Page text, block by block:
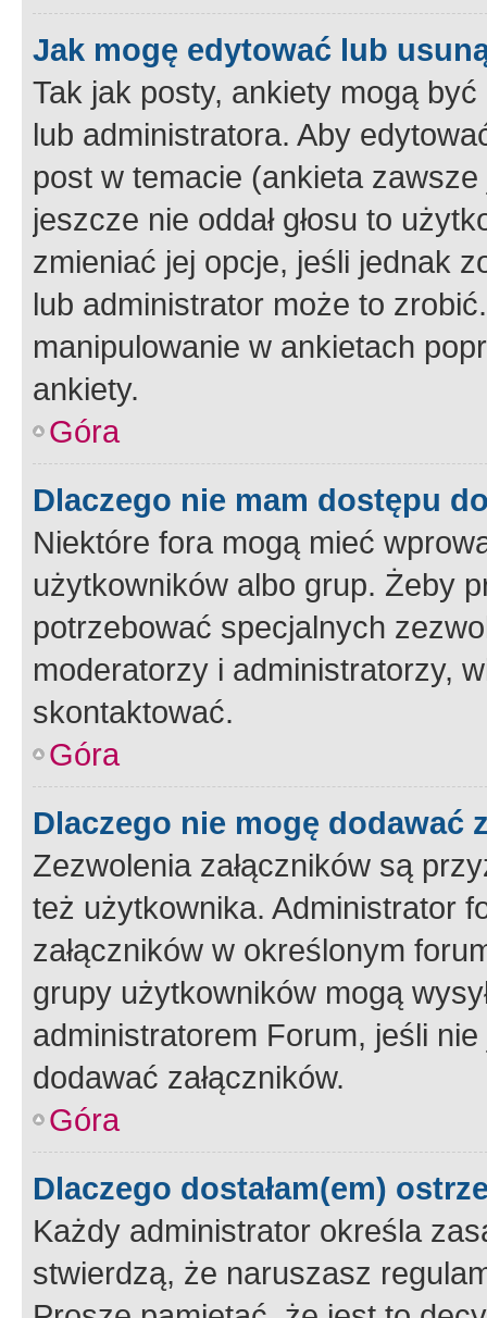
Jak mogę edytować lub
Tak jak posty, ankiety mogą
lub administratora. Aby
post w temacie (ankieta
jeszcze nie oddał głosu to
zmieniać jej opcje, jeśli jednak
lub administrator może to
manipulowanie w ankietach
ankiety.
Góra
Dlaczego nie mam dostępu
Niektóre fora mogą mieć
użytkowników albo grup. Żeby
potrzebować specjalnych
moderatorzy i administratorzy,
skontaktować.
Góra
Dlaczego nie mogę dodawać
Zezwolenia załączników są
też użytkownika. Administrator
załączników w określonym
grupy użytkowników mogą
administratorem Forum, jeśli
dodawać załączników.
Góra
Dlaczego dostałam(em)
Każdy administrator określa
stwierdzą, że naruszasz